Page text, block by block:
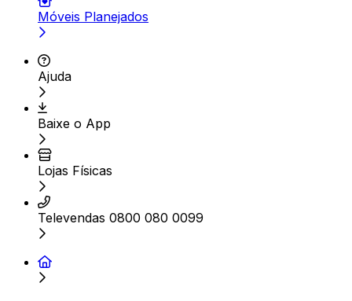
Móveis Planejados
Ajuda
Baixe o App
Lojas Físicas
Televendas 0800 080 0099